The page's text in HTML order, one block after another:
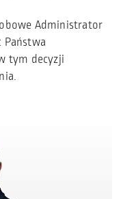
Administrator
Państwa
tym decyzji